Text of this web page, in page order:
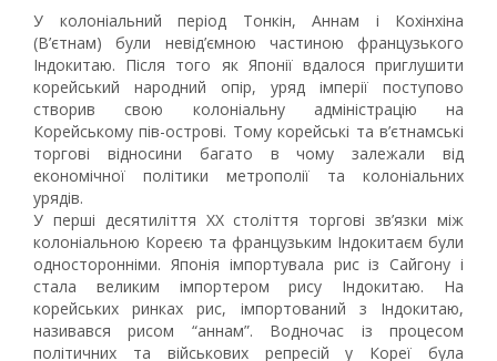
У колоніальний період Тонкін, Аннам і Кохінхіна
(В’єтнам) були невід’ємною частиною французького
Індокитаю. Після того як Японії вдалося приглушити
корейський народний опір, уряд імперії поступово
створив свою колоніальну адміністрацію на
Корейському пів-острові. Тому корейські та в’єтнамські
торгові відносини багато в чому залежали від
економічної політики метрополії та колоніальних
урядів.
У перші десятиліття XX століття торгові зв’язки між
колоніальною Кореєю та французьким Індокитаєм були
односторонніми. Японія імпортувала рис із Сайгону і
стала великим імпортером рису Індокитаю. На
корейських ринках рис, імпортований з Індокитаю,
називався рисом “аннам”. Водночас із процесом
політичних та військових репресій у Кореї була